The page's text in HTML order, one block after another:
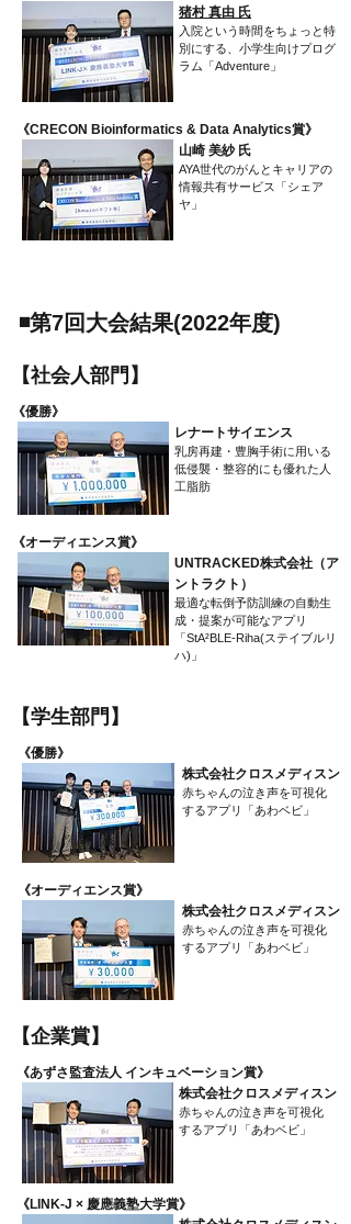
​猪村 真由 氏
入院という時間をちょっと特
別にする、小学生向けプログ
ラム「Adventure」
​《CRECON Bioinformatics & Data Analytics賞》
山崎 美紗 氏
AYA世代のがんとキャリアの
情報共有サービス「シェア
ヤ」
​◾️第7回大会結果(2022年度)
​【社会人部門】
​《優勝》
レナートサイエンス
乳房再建・豊胸手術に用いる
低侵襲・整容的にも優れた人
工脂肪
​《オーディエンス賞》
UNTRACKED株式会社（ア
ントラクト）
最適な転倒予防訓練の自動生
成・提案が可能なアプリ
「StA²BLE-Riha(ステイブルリ
ハ)」
​【学生部門】
​《優勝》
株式会社クロスメディスン
赤ちゃんの泣き声を可視化
するアプリ「あわベビ」
​《オーディエンス賞》
株式会社クロスメディスン
赤ちゃんの泣き声を可視化
するアプリ「あわベビ」
​【企業賞】
​《あずさ監査法人 インキュベーション賞》
株式会社クロスメディスン
赤ちゃんの泣き声を可視化
するアプリ「あわベビ」
​《LINK-J × 慶應義塾大学賞》